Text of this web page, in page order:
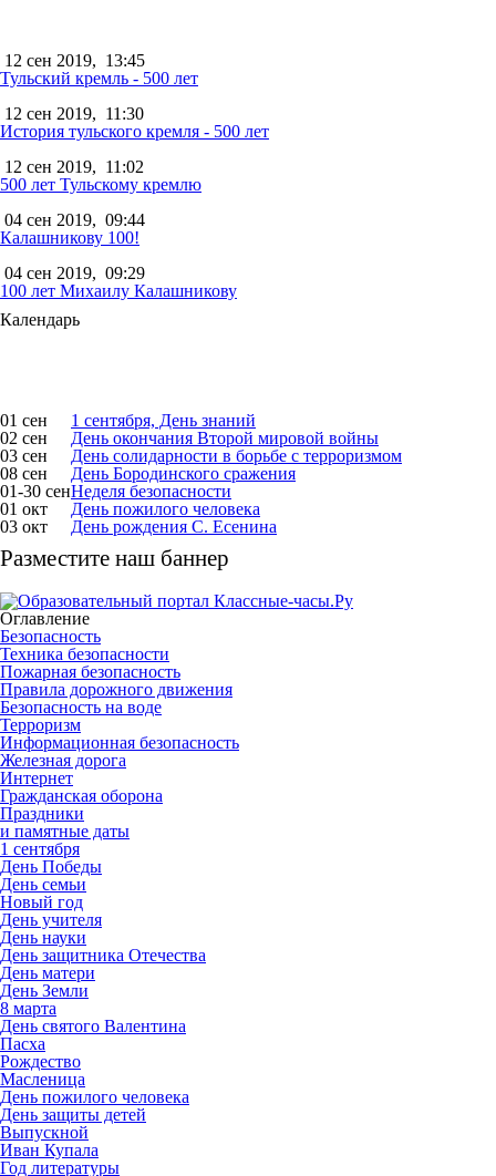
12 сен 2019, 13:45
Тульский кремль - 500 лет
12 сен 2019, 11:30
История тульского кремля - 500 лет
12 сен 2019, 11:02
500 лет Тульскому кремлю
04 сен 2019, 09:44
Калашникову 100!
04 сен 2019, 09:29
100 лет Михаилу Калашникову
Календарь
01 сен
1 сентября, День знаний
02 сен
День окончания Второй мировой войны
03 сен
День солидарности в борьбе с терроризмом
08 сен
День Бородинского сражения
01-30 сенНеделя безопасности
01 окт
День пожилого человека
03 окт
День рождения С. Есенина
Разместите наш баннер
Оглавление
Безопасность
Техника безопасности
Пожарная безопасность
Правила дорожного движения
Безопасность на воде
Терроризм
Информационная безопасность
Железная дорога
Интернет
Гражданская оборона
Праздники
и памятные даты
1 сентября
День Победы
День семьи
Новый год
День учителя
День науки
День защитника Отечества
День матери
День Земли
8 марта
День святого Валентина
Пасха
Рождество
Масленица
День пожилого человека
День защиты детей
Выпускной
Иван Купала
Год литературы